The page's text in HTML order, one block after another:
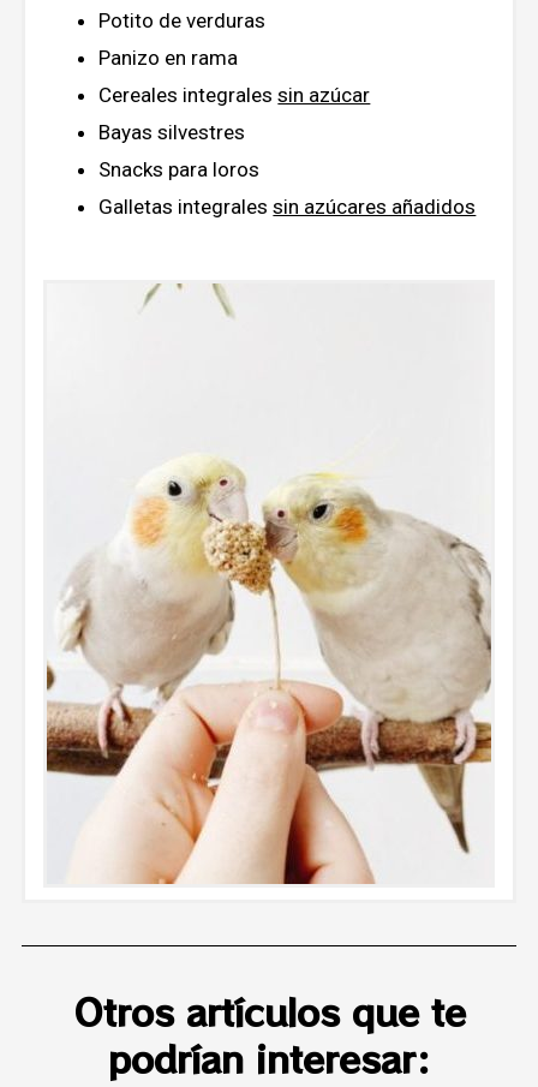
Potito de verduras
Panizo en rama
Cereales integralessin azúcar
Bayas silvestres
Snacks para loros
Galletas integralessin azúcares añadidos
Otros artículos que te
podrían interesar: